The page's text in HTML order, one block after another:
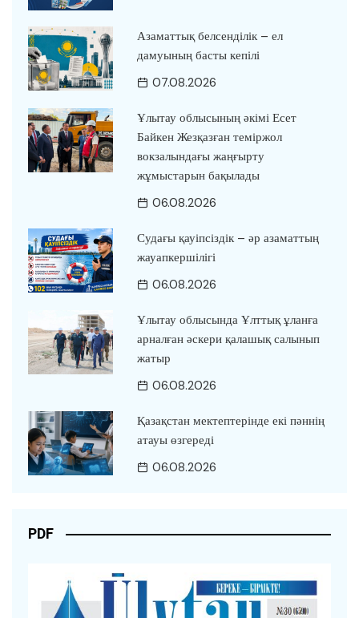
Азаматтық белсенділік – ел
дамуының басты кепілі
07.08.2026
Ұлытау облысының әкімі Есет
Байкен Жезқазған теміржол
вокзалындағы жаңғырту
жұмыстарын бақылады
06.08.2026
Судағы қауіпсіздік – әр азаматтың
жауапкершілігі
06.08.2026
Ұлытау облысында Ұлттық ұланға
арналған әскери қалашық салынып
жатыр
06.08.2026
Қазақстан мектептерінде екі пәннің
атауы өзгереді
06.08.2026
PDF